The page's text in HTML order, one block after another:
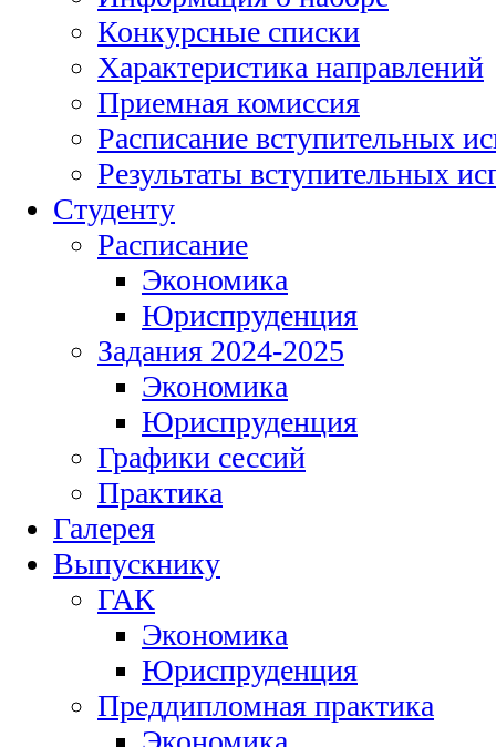
Конкурсные списки
Характеристика направлений
Приемная комиссия
Расписание вступительных
Результаты вступительных
Студенту
Расписание
Экономика
Юриспруденция
Задания 2024-2025
Экономика
Юриспруденция
Графики сессий
Практика
Галерея
Выпускнику
ГАК
Экономика
Юриспруденция
Преддипломная практика